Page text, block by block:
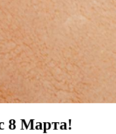
8 Марта!